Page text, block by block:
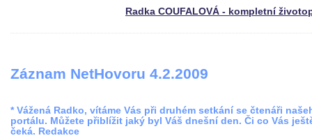
Radka COUFALOVÁ - kompletní
Záznam NetHovoru 4.2.2009
* Vážená Radko, vítáme Vás při druhém setkání se čtenáři
portálu. Můžete přiblížit jaký byl Váš dnešní den. Či co Vás
čeká. Redakce